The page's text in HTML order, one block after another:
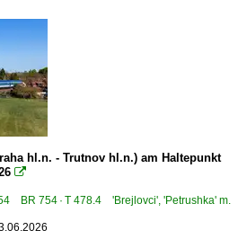
hl.n. - Trutnov hl.n.) am Haltepunkt

BR 754 · T 478.4 'Brejlovci', 'Petrushka' m.